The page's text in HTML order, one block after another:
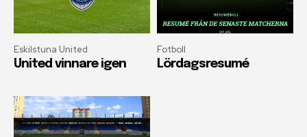
Eskilstuna United
United vinnare igen
Fotboll
Lördagsresumé